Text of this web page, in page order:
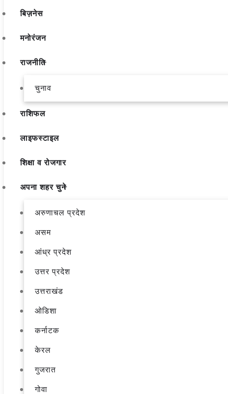
बिज़नेस
मनोरंजन
राजनीति
चुनाव
राशिफल
लाइफस्टाइल
शिक्षा व रोजगार
अपना शहर चुने
अरुणाचल प्रदेश
असम
आंध्र प्रदेश
उत्तर प्रदेश
उत्तराखंड
ओडिशा
कर्नाटक
केरल
गुजरात
गोवा